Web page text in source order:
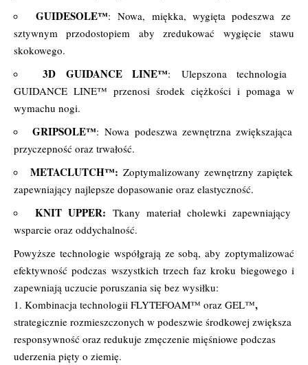
GUIDESOLE™: Nowa, miękka, wygięta podeszwa ze
sztywnym przodostopiem aby zredukować wygięcie stawu
skokowego.
3D GUIDANCE LINE™: Ulepszona technologia
GUIDANCE LINE™ przenosi środek ciężkości i pomaga w
wymachu nogi.
GRIPSOLE™: Nowa podeszwa zewnętrzna zwiększająca
przyczepność oraz trwałość.
METACLUTCH™: Zoptymalizowany zewnętrzny zapiętek
zapewniający najlepsze dopasowanie oraz elastyczność.
KNIT UPPER: Tkany materiał cholewki zapewniający
wsparcie oraz oddychalność.
Powyższe technologie współgrają ze sobą, aby zoptymalizować
efektywność podczas wszystkich trzech faz kroku biegowego i
zapewniają uczucie poruszania się bez wysiłku:
1. Kombinacja technologii FLYTEFOAM™ oraz GEL™,
strategicznie rozmieszczonych w podeszwie środkowej zwiększa
responsywność oraz redukuje zmęczenie mięśniowe podczas
uderzenia pięty o ziemię.